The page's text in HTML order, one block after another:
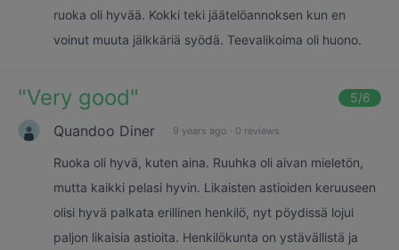
ruoka oli hyvää. Kokki teki jäätelöannoksen kun en
voinut muuta jälkkäriä syödä. Teevalikoima oli huono.
"Very good" 5/6
Quandoo Diner 9 years ago · 0 reviews
Ruoka oli hyvä, kuten aina. Ruuhka oli aivan mieletön,
mutta kaikki pelasi hyvin. Likaisten astioiden keruuseen
olisi hyvä palkata erillinen henkilö, nyt pöydissä lojui
paljon likaisia astioita. Henkilökunta on ystävällistä ja